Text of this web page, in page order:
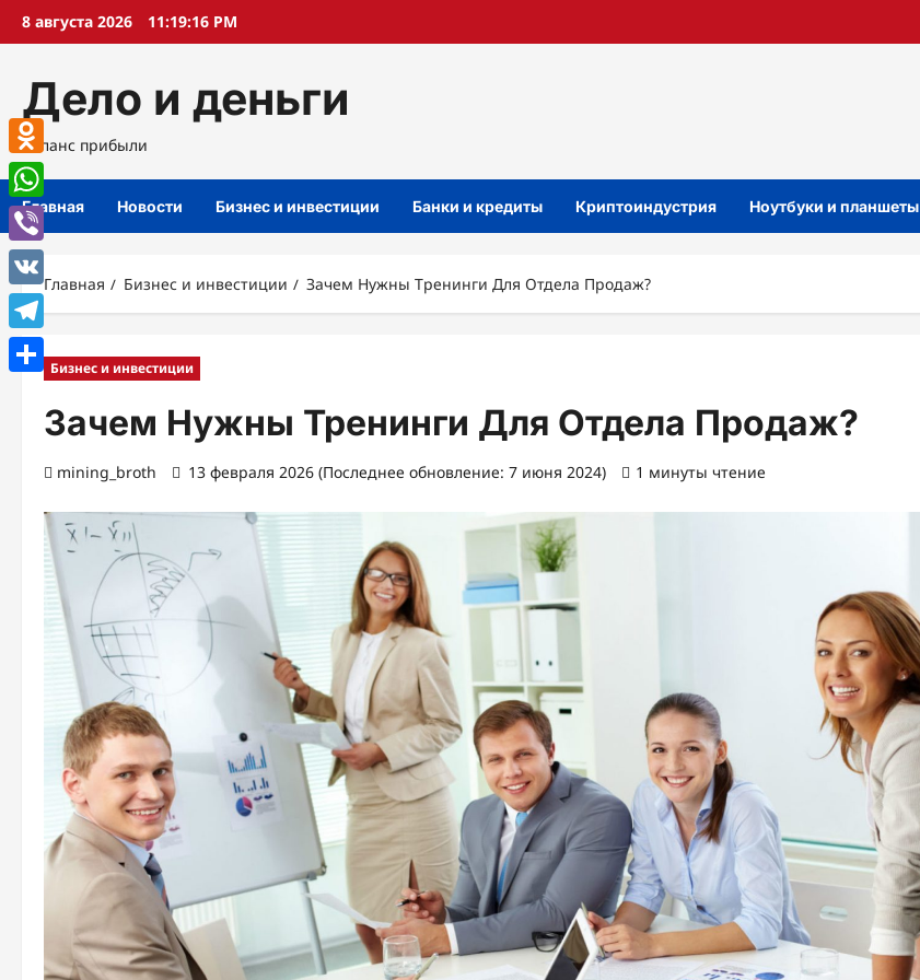
Перейти
8 августа 2026 11:19:17 PM
Дело и деньги
Баланс прибыли
Главная Новости Бизнес и инвестиции Банки и кредиты Криптоиндустрия Ноутбуки и планшеты
Главная Бизнес и инвестиции Зачем Нужны Тренинги Для Отдела Продаж?
Бизнес и инвестиции
Зачем Нужны Тренинги Для Отдела Продаж?
mining_broth 13 февраля 2026 (Последнее обновление: 7 июня 2024) 1 минуты чтение
Odnoklassniki
WhatsApp
Viber
VK
Telegram